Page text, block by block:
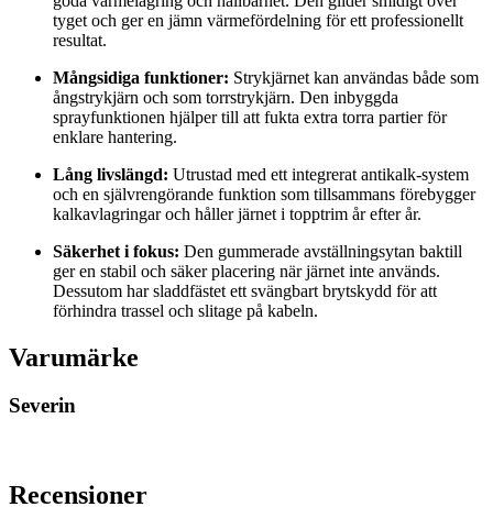
tyget och ger en jämn värmefördelning för ett professionellt
resultat.
Mångsidiga funktioner: Strykjärnet kan användas både som
ångstrykjärn och som torrstrykjärn. Den inbyggda
sprayfunktionen hjälper till att fukta extra torra partier för
enklare hantering.
Lång livslängd: Utrustad med ett integrerat antikalk-system
och en självrengörande funktion som tillsammans förebygger
kalkavlagringar och håller järnet i topptrim år efter år.
Säkerhet i fokus: Den gummerade avställningsytan baktill
ger en stabil och säker placering när järnet inte används.
Dessutom har sladdfästet ett svängbart brytskydd för att
förhindra trassel och slitage på kabeln.
Varumärke
Severin
Recensioner